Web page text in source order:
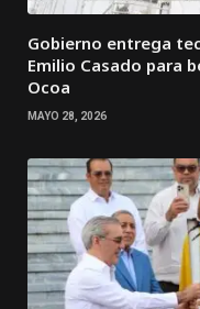
Gobierno entrega
Emilio Casado para
Ocoa
MAYO 28, 2026